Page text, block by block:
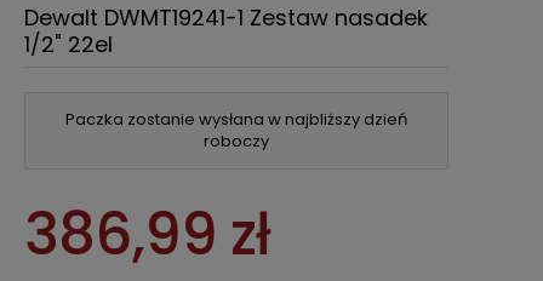
Paczka zostanie wysłana w najbliższy dzień
roboczy
Dewalt DWMT19241-1 Zestaw nasadek
1/2" 22el
386,99 zł